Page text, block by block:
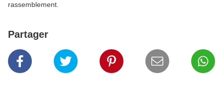
rassemblement.
Partager